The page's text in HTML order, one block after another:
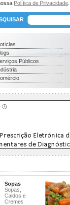
Política de Privacidade
Públicos
Sopas
Sopas,
Caldos e
Cremes